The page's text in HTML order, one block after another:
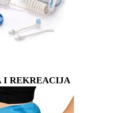
I REKREACIJA